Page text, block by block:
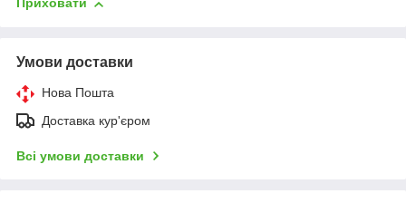
Приховати
Умови доставки
Нова Пошта
Доставка кур'єром
Всі умови доставки